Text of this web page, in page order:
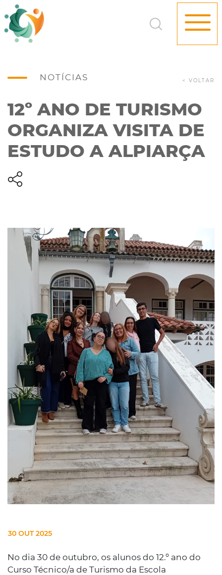
NOTÍCIAS < VOLTAR
12º ANO DE TURISMO
ORGANIZA VISITA DE
ESTUDO A ALPIARÇA
30 OUT 2025
No dia 30 de outubro, os alunos do 12.º ano do
Curso Técnico/a de Turismo da Escola